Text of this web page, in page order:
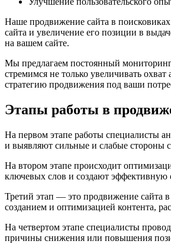
Наше продвижение сайта в
сайта и увеличение его позиции в
на вашем сайте.
Мы предлагаем постоянный
стремимся не только увеличивать
стратегию продвижения под ваши
Этапы работы в
На первом этапе работы специалисты
и выявляют сильные и слабые стороны
На втором этапе происходит
ключевых слов и создают эффективную
Третий этап — это продвижение сайта
созданием и оптимизацией контента,
На четвертом этапе специалисты
причины снижения или повышения